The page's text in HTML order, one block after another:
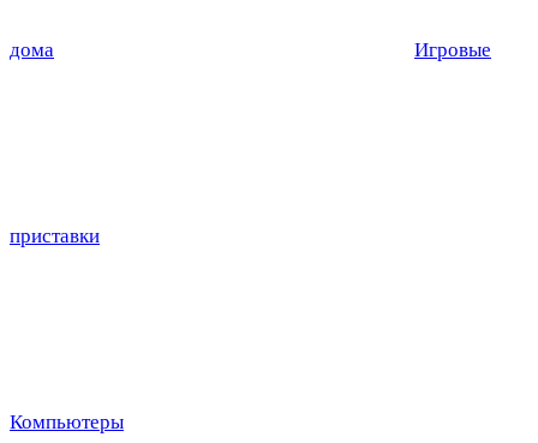
дома Игровые
приставки
Компьютеры